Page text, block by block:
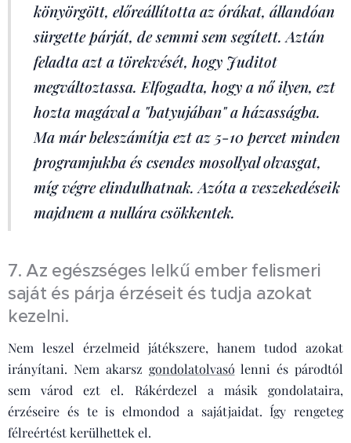
könyörgött, előreállította az órákat, állandóan
sürgette párját, de semmi sem segített. Aztán
feladta azt a törekvését, hogy Juditot
megváltoztassa. Elfogadta, hogy a nő ilyen, ezt
hozta magával a "batyujában" a házasságba.
Ma már beleszámítja ezt az 5-10 percet minden
programjukba és csendes mosollyal olvasgat,
míg végre elindulhatnak. Azóta a veszekedéseik
majdnem a nullára csökkentek.
7. Az egészséges lelkű ember felismeri
saját és párja érzéseit és tudja azokat
kezelni.
Nem leszel érzelmeid játékszere, hanem tudod azokat
irányítani. Nem akarsz gondolatolvasó lenni és párodtól
sem várod ezt el. Rákérdezel a másik gondolataira,
érzéseire és te is elmondod a sajátjaidat. Így rengeteg
félreértést kerülhettek el.